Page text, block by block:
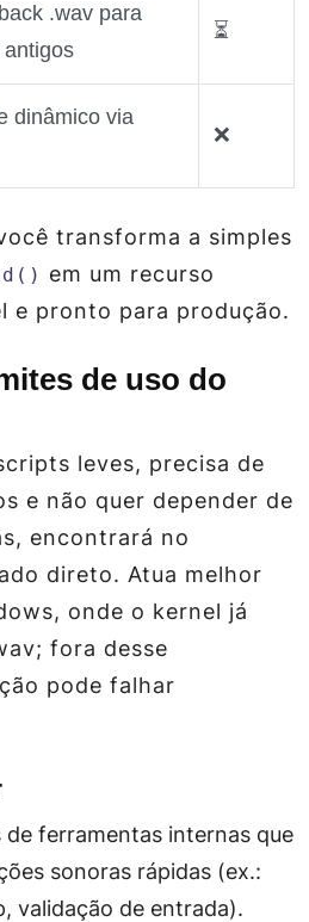
.wav para
⏳
dinâmico via
❌
transforma a simples
em um recurso
e pronto para produção.
de uso do
leves, precisa de
e não quer depender de
encontrará no
direto. Atua melhor
onde o kernel já
fora desse
pode falhar
de ferramentas internas que
sonoras rápidas (ex.:
validação de entrada).